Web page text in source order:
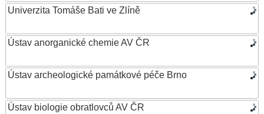
Univerzita Tomáše Bati ve Zlíně
Ústav anorganické chemie AV ČR
Ústav archeologické památkové péče Brno
Ústav biologie obratlovců AV ČR